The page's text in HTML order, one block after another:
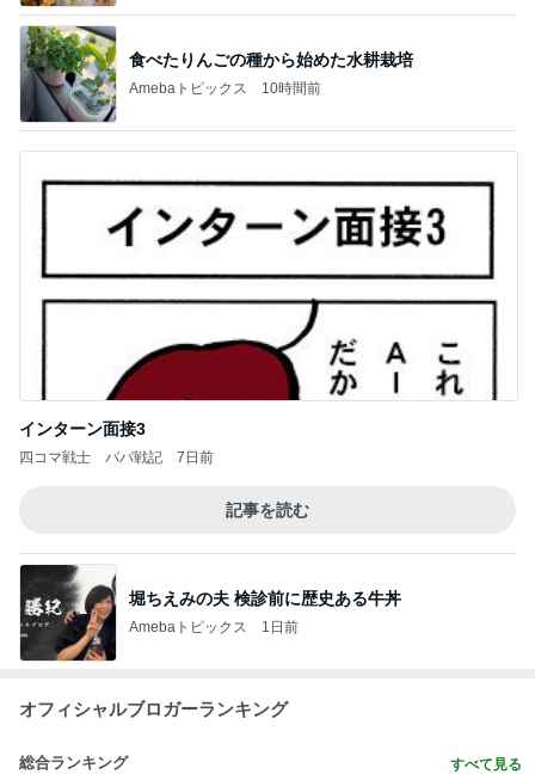
食べたりんごの種から始めた水耕栽培
Amebaトピックス 10時間前
インターン面接3
四コマ戦士 パパ戦記 7日前
記事を読む
堀ちえみの夫 検診前に歴史ある牛丼
Amebaトピックス 1日前
オフィシャルブロガーランキング
総合ランキング すべて見る